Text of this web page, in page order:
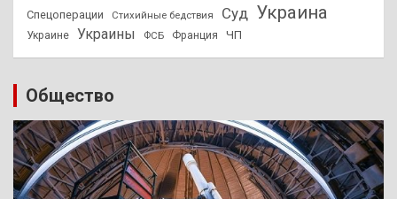
Спецоперации Стихийные бедствия Суд Украина
Украине Украины ФСБ Франция ЧП
Общество